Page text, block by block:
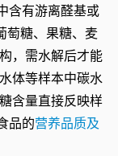
含有游离醛基或
萄糖、果糖、麦
，需水解后才能
体等样本中碳水
含量直接反映样
品的营养品质及